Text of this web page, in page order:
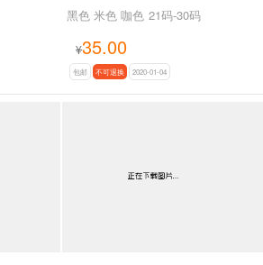
黑色 米色 咖色 21码-30码
¥35.00
包邮 不可退换 2020-01-04